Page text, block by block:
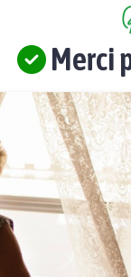
Merci